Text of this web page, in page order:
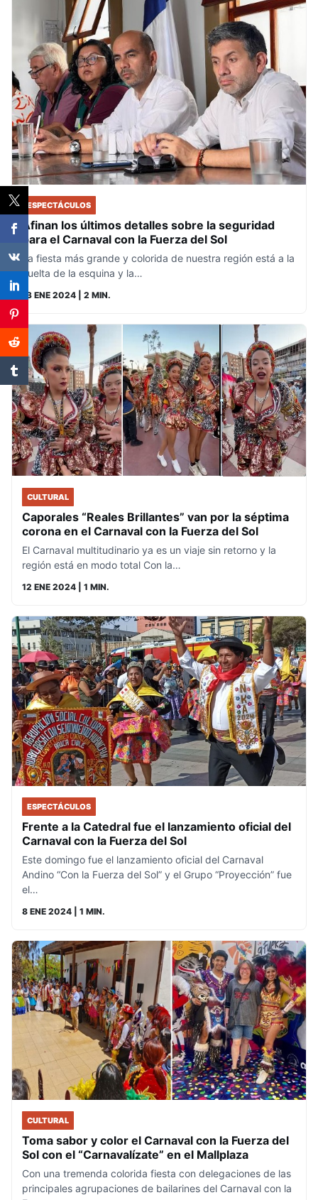
ESPECTÁCULOS
Afinan los últimos detalles sobre la seguridad
para el Carnaval con la Fuerza del Sol
La fiesta más grande y colorida de nuestra región está a la
vuelta de la esquina y la…
13 ENE 2024 | 2 MIN.
CULTURAL
Caporales “Reales Brillantes” van por la séptima
corona en el Carnaval con la Fuerza del Sol
El Carnaval multitudinario ya es un viaje sin retorno y la
región está en modo total Con la…
12 ENE 2024 | 1 MIN.
ESPECTÁCULOS
Frente a la Catedral fue el lanzamiento oficial del
Carnaval con la Fuerza del Sol
Este domingo fue el lanzamiento oficial del Carnaval
Andino “Con la Fuerza del Sol” y el Grupo “Proyección” fue
el…
8 ENE 2024 | 1 MIN.
CULTURAL
Toma sabor y color el Carnaval con la Fuerza del
Sol con el “Carnavalízate” en el Mallplaza
Con una tremenda colorida fiesta con delegaciones de las
principales agrupaciones de bailarines del Carnaval con la